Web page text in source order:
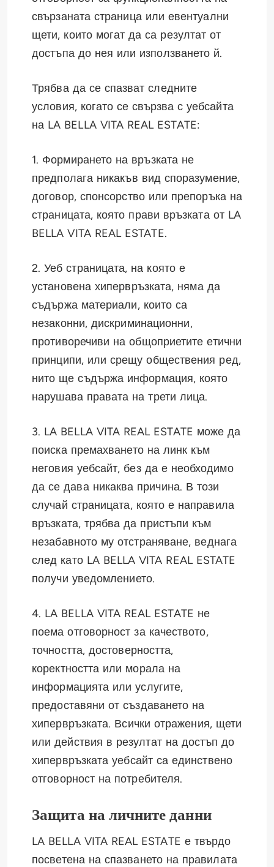
свързаната страница или евентуални
щети, които могат да са резултат от
достъпа до нея или използването й.
Трябва да се спазват следните
условия, когато се свързва с уебсайта
на LA BELLA VITA REAL ESTATE:
1. Формирането на връзката не
предполага никакъв вид споразумение,
договор, спонсорство или препоръка на
страницата, която прави връзката от LA
BELLA VITA REAL ESTATE.
2. Уеб страницата, на която е
установена хипервръзката, няма да
съдържа материали, които са
незаконни, дискриминационни,
противоречиви на общоприетите етични
принципи, или срещу обществения ред,
нито ще съдържа информация, която
нарушава правата на трети лица.
3. LA BELLA VITA REAL ESTATE може да
поиска премахването на линк към
неговия уебсайт, без да е необходимо
да се дава никаква причина. В този
случай страницата, която е направила
връзката, трябва да пристъпи към
незабавното му отстраняване, веднага
след като LA BELLA VITA REAL ESTATE
получи уведомлението.
4. LA BELLA VITA REAL ESTATE не
поема отговорност за качеството,
точността, достоверността,
коректността или морала на
информацията или услугите,
предоставяни от създаването на
хипервръзката. Всички отражения, щети
или действия в резултат на достъп до
хипервръзката уебсайт са единствено
отговорност на потребителя.
Защита на личните данни
LA BELLA VITA REAL ESTATE е твърдо
посветена на спазването на правилата